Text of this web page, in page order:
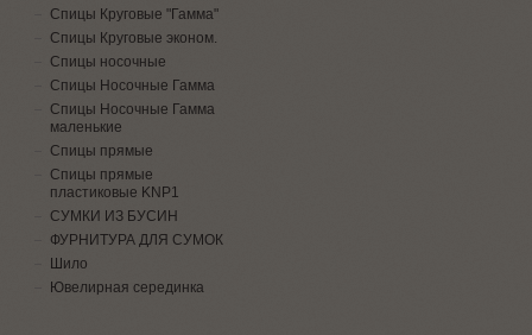
Спицы Круговые "Гамма"
Спицы Круговые эконом.
Спицы носочные
Спицы Носочные Гамма
Спицы Носочные Гамма
маленькие
Спицы прямые
Спицы прямые
пластиковые KNP1
СУМКИ ИЗ БУСИН
ФУРНИТУРА ДЛЯ СУМОК
Шило
Ювелирная серединка